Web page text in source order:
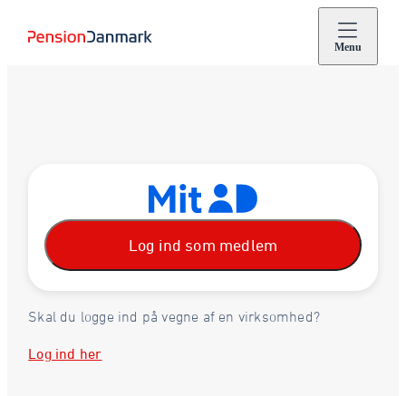
Menu
Log ind som medlem
Skal du logge ind på vegne af en virksomhed?
Log ind her